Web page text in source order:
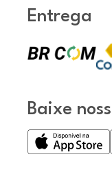
Entrega
Baixe